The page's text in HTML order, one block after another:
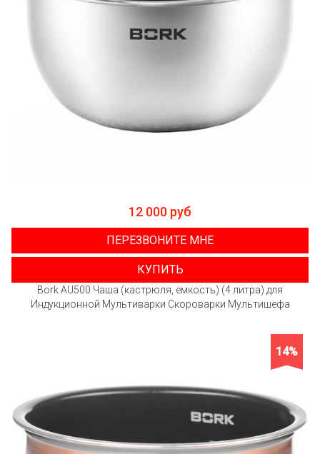
12 000 руб
ПЕРЕЗВОНИТЕ МНЕ
КУПИТЬ
Bork AU500 Чаша (кастрюля, емкость) (4 литра) для
Индукционной Мультиварки Скороварки Мультишефа
14%